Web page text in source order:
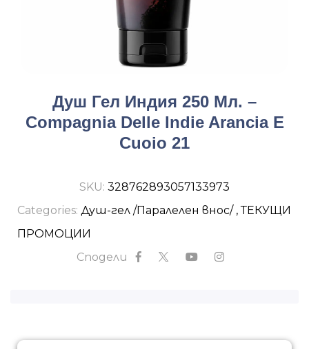
Душ Гел Индия 250 Мл. –
Compagnia Delle Indie Arancia E
Cuoio 21
SKU: 328762893057133973
Categories: Душ-гел /Паралелен внос/,ТЕКУЩИ
ПРОМОЦИИ
Сподели